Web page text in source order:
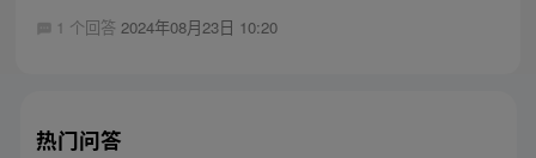
1 个回答 2024年08月23日 10:20
热门问答